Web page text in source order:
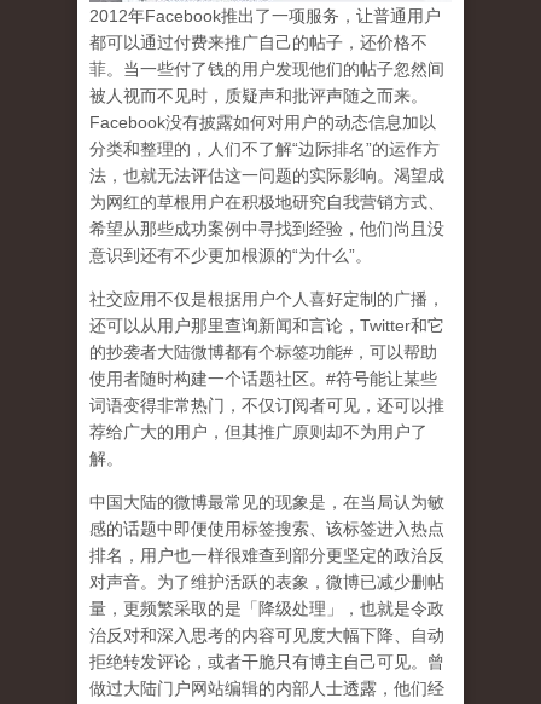
2012年Facebook推出了一项服务，让普通用户
都可以通过付费来推广自己的帖子，还价格不
菲。当一些付了钱的用户发现他们的帖子忽然间
被人视而不见时，质疑声和批评声随之而来。
Facebook没有披露如何对用户的动态信息加以
分类和整理的，人们不了解“边际排名”的运作方
法，也就无法评估这一问题的实际影响。渴望成
为网红的草根用户在积极地研究自我营销方式、
希望从那些成功案例中寻找到经验，他们尚且没
意识到 还有不少更加根源的“为什么”。
社交应用不仅是根据用户个人喜好定制的广播，
还可以从用户那里查询新闻和言论， Twitter和它
的抄袭者大陆微博都有个标签功能# ，可以帮助
使用者随时构建一个话题社区。 #符号能让某些
词语变得非常热门，不仅订阅者可见，还可以推
荐给广大的用户，但其推广原则却不为用户了
解。
中国大陆的微博最常见的现象是，在当局认为敏
感的话题中即便使用标签搜索、该标签进入热点
排名，用户也一样很难查到部分更坚定的政治反
对声音。为了维护活跃的表象，微博已减少删帖
量，更频繁采取的是「降级处理」，也就是令政
治反对和深入思考的内容可见度大幅下降、自动
拒绝转发评论，或者干脆只有博主自己可见。曾
做过大陆门户网站编辑的内部人士透露，他们经